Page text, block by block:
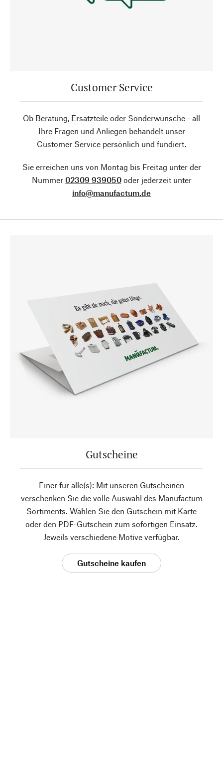
Customer Service
Ob Beratung, Ersatzteile oder Sonderwünsche - all
Ihre Fragen und Anliegen behandelt unser
Customer Service persönlich und fundiert.
Sie erreichen uns von Montag bis Freitag unter der
Nummer 02309 939050oder jederzeit unter
info@manufactum.de
Gutscheine
Einer für alle(s): Mit unseren Gutscheinen
verschenken Sie die volle Auswahl des Manufactum
Sortiments. Wählen Sie den Gutschein mit Karte
oder den PDF-Gutschein zum sofortigen Einsatz.
Jeweils verschiedene Motive verfügbar.
Gutscheine kaufen